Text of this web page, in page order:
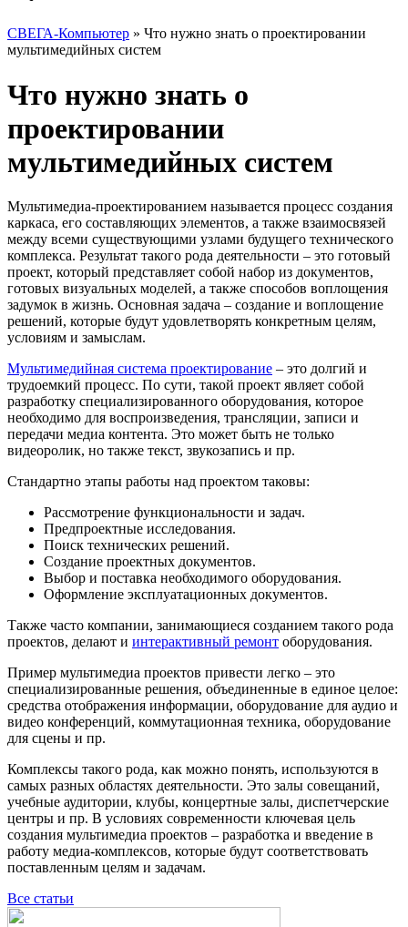
СВЕГА-Компьютер » Что нужно знать о проектировании
мультимедийных систем
Что нужно знать о
проектировании
мультимедийных систем
Мультимедиа-проектированием называется процесс создания
каркаса, его составляющих элементов, а также взаимосвязей
между всеми существующими узлами будущего технического
комплекса. Результат такого рода деятельности – это готовый
проект, который представляет собой набор из документов,
готовых визуальных моделей, а также способов воплощения
задумок в жизнь. Основная задача – создание и воплощение
решений, которые будут удовлетворять конкретным целям,
условиям и замыслам.
Мультимедийная система проектирование – это долгий и
трудоемкий процесс. По сути, такой проект являет собой
разработку специализированного оборудования, которое
необходимо для воспроизведения, трансляции, записи и
передачи медиа контента. Это может быть не только
видеоролик, но также текст, звукозапись и пр.
Стандартно этапы работы над проектом таковы:
Рассмотрение функциональности и задач.
Предпроектные исследования.
Поиск технических решений.
Создание проектных документов.
Выбор и поставка необходимого оборудования.
Оформление эксплуатационных документов.
Также часто компании, занимающиеся созданием такого рода
проектов, делают и интерактивный ремонт оборудования.
Пример мультимедиа проектов привести легко – это
специализированные решения, объединенные в единое целое:
средства отображения информации, оборудование для аудио и
видео конференций, коммутационная техника, оборудование
для сцены и пр.
Комплексы такого рода, как можно понять, используются в
самых разных областях деятельности. Это залы совещаний,
учебные аудитории, клубы, концертные залы, диспетчерские
центры и пр. В условиях современности ключевая цель
создания мультимедиа проектов – разработка и введение в
работу медиа-комплексов, которые будут соответствовать
поставленным целям и задачам.
Все статьи